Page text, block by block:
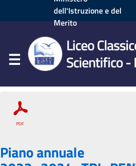
dell'Istruzione e del
Merito
Liceo
Scientifico
Piano annuale